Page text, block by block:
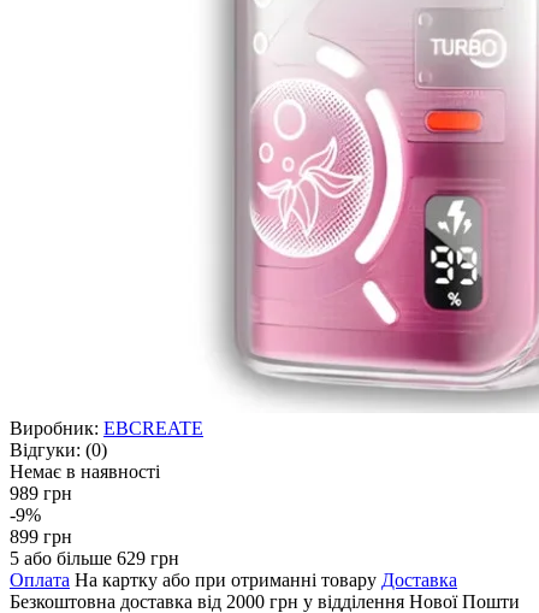
Виробник: EBCREATE
Відгуки: (0)
Немає в наявності
989 грн
-9%
899 грн
5 або більше 629 грн
Оплата На картку або при отриманні товару Доставка
Безкоштовна доставка від 2000 грн у відділення Нової Пошти